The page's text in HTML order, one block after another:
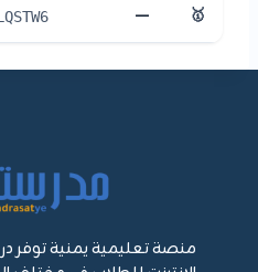
🥇
—
منصة تعليمية يمنية توفر